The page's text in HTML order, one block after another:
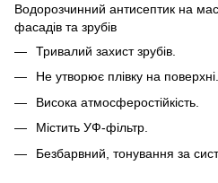
Водорозчинний антисептик на
фасадів та зрубів
Тривалий захист зрубів.
Не утворює плівку на поверхні.
Висока атмосферостійкість.
Містить УФ-фільтр.
Безбарвний, тонування за